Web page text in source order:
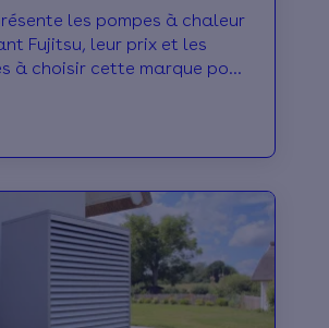
les pompes à chaleur
Fujitsu, leur prix et les
à choisir cette marque pour